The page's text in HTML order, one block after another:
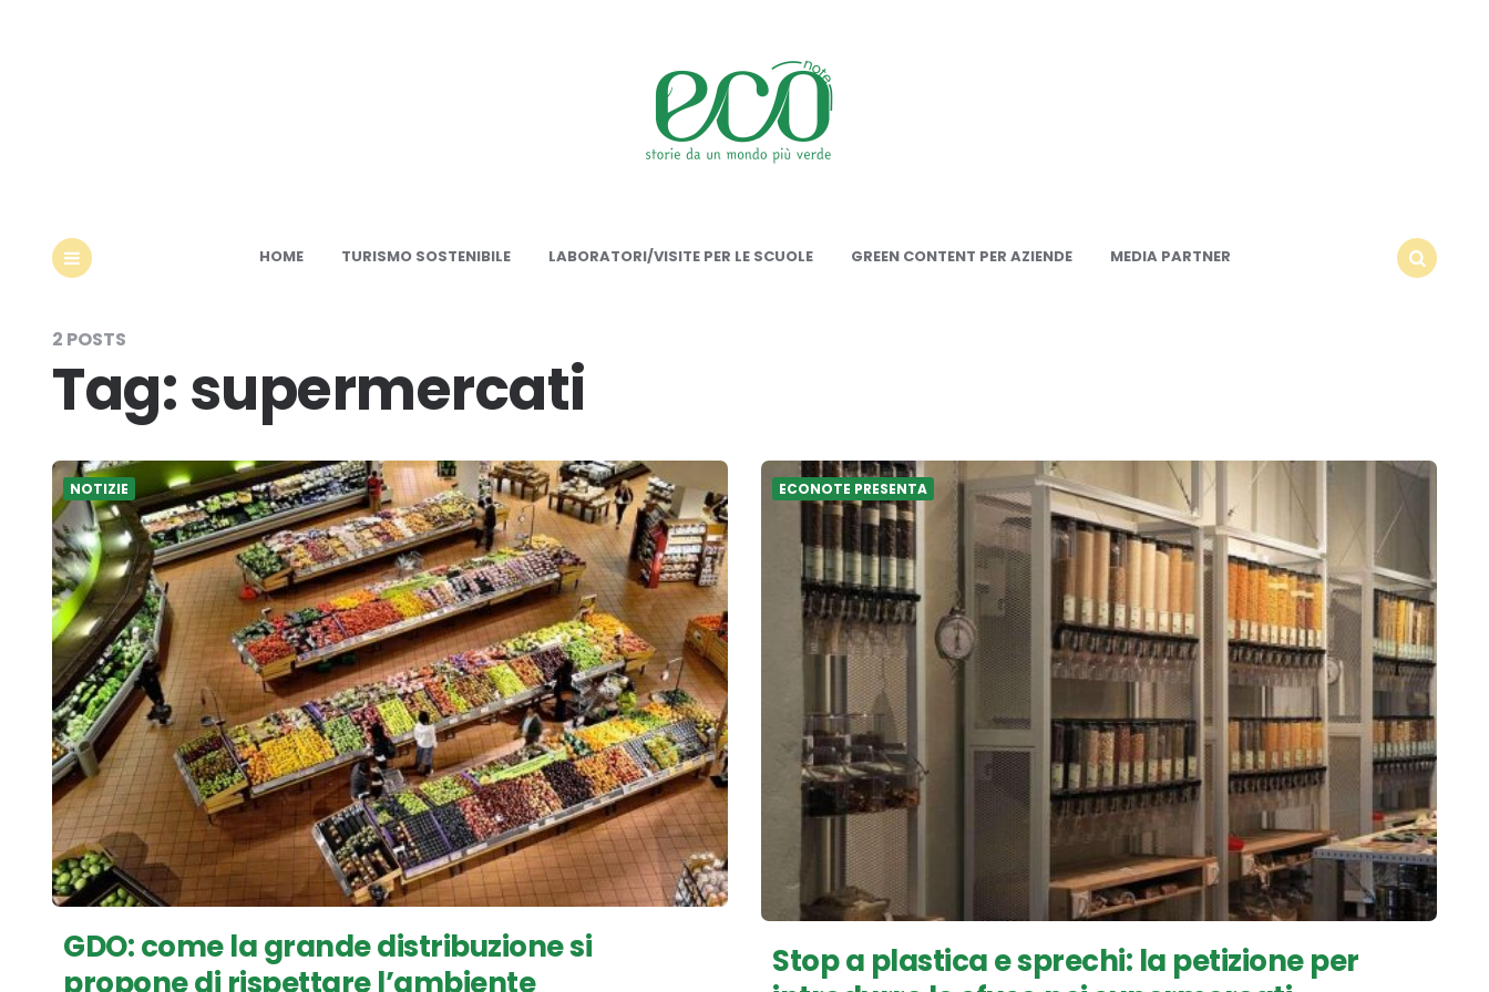
HOME TURISMO SOSTENIBILE LABORATORI/VISITE PER LE SCUOLE GREEN CONTENT PER AZIENDE
MEDIA PARTNER
2 POSTS
Tag:supermercati
NOTIZIE
GDO: come la grande distribuzione si
propone di rispettare l’ambiente
ECONOTE PRESENTA
Stop a plastica e sprechi: la petizione per